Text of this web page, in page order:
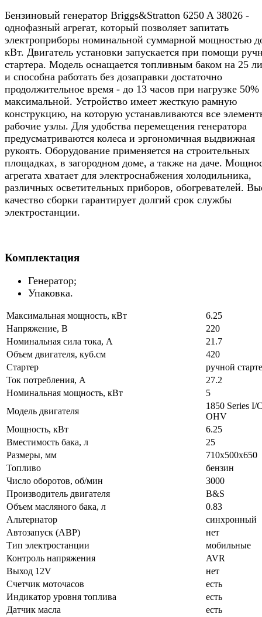
Бензиновый генератор Briggs&Stratton 6250 A 38026 -
однофазный агрегат, который позволяет запитать
электроприборы номинальной суммарной мощностью
кВт. Двигатель установки запускается при помощи
стартера. Модель оснащается топливным баком на 25
и способна работать без дозаправки достаточно
продолжительное время - до 13 часов при нагрузке 50%
максимальной. Устройство имеет жесткую рамную
конструкцию, на которую устанавливаются все
рабочие узлы. Для удобства перемещения генератора
предусматриваются колеса и эргономичная выдвижная
рукоять. Оборудование применяется на строительных
площадках, в загородном доме, а также на даче.
агрегата хватает для электроснабжения холодильника,
различных осветительных приборов, обогревателей.
качество сборки гарантирует долгий срок службы
электростанции.
Комплектация
Генератор;
Упаковка.
Максимальная мощность, кВт
6.25
Напряжение, В
220
Номинальная сила тока, А
21.7
Объем двигателя, куб.см
420
Стартер
ручной
Ток потребления, А
27.2
Номинальная мощность, кВт
5
Модель двигателя
1850 Series I/
OHV
Мощность, кВт
6.25
Вместимость бака, л
25
Размеры, мм
710x500x650
Топливо
бензин
Число оборотов, об/мин
3000
Производитель двигателя
B&S
Объем масляного бака, л
0.83
Альтернатор
синхронный
Автозапуск (АВР)
нет
Тип электростанции
мобильные
Контроль напряжения
AVR
Выход 12V
нет
Счетчик моточасов
есть
Индикатор уровня топлива
есть
Датчик масла
есть